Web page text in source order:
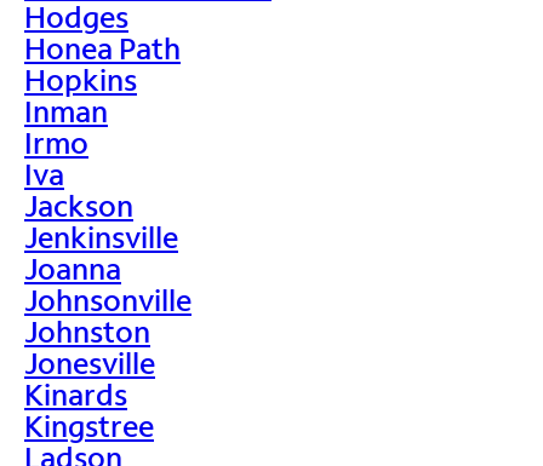
Hodges
Honea Path
Hopkins
Inman
Irmo
Iva
Jackson
Jenkinsville
Joanna
Johnsonville
Johnston
Jonesville
Kinards
Kingstree
Ladson